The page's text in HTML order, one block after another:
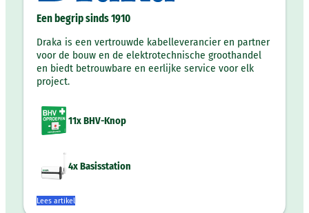
Een begrip sinds 1910
Draka is een vertrouwde kabelleverancier en partner
voor de bouw en de elektrotechnische groothandel
en biedt betrouwbare en eerlijke service voor elk
project.
11x BHV-Knop
4x Basisstation
Lees artikel